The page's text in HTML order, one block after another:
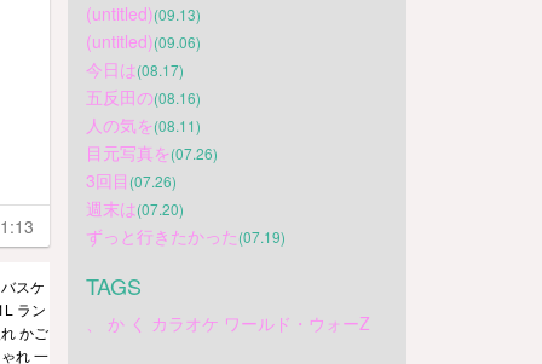
スケ
ラン
かご
れ 一
(untitled)(09.13)
(untitled)(09.06)
今日は(08.17)
五反田の(08.16)
人の気を(08.11)
目元写真を(07.26)
3回目 (07.26)
週末は(07.20)
ずっと行きたかった(07.19)
TAGS
、 か く カラオケ ワールド・ウォーZ